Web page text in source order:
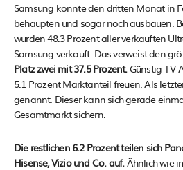
Samsung konnte den dritten Monat in
behaupten und sogar noch ausbauen.
wurden 48.3 Prozent aller verkauften
Samsung verkauft. Das verweist den
Platz zwei mit 37.5 Prozent.Günstig-TV-
5.1 Prozent Marktanteil freuen. Als
genannt. Dieser kann sich gerade
Gesamtmarkt sichern.
Die restlichen 6.2 Prozent teilen sich
Hisense, Vizio und Co. auf.Ähnlich wie